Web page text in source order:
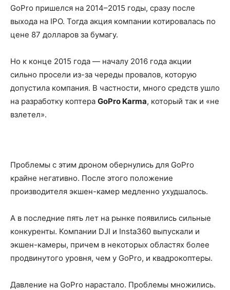
GoPro пришелся на 2014–2015 годы, сразу после
выхода на IPO. Тогда акция компании котировалась по
цене 87 долларов за бумагу.
Но к конце 2015 года — началу 2016 года акции
сильно просели из-за череды провалов, которую
допустила компания. В частности, много средств ушло
на разработку коптера GoPro Karma, который так и «не
взлетел».
Проблемы с этим дроном обернулись для GoPro
крайне негативно. После этого положение
производителя экшен-камер медленно ухудшалось.
А в последние пять лет на рынке появились сильные
конкуренты. Компании DJI и Insta360 выпускали и
экшен-камеры, причем в некоторых областях более
продвинутого уровня, чем у GoPro, и квадрокоптеры.
Давление на GoPro нарастало. Проблемы множились.